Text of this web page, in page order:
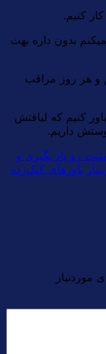
کنیم.
میکنم بدون داره بهت
و هر روز مراقب
کنیم که لیاقتش
داریم.
رو یاد بگیری و
باورهای کپک‌زده
موردنیاز